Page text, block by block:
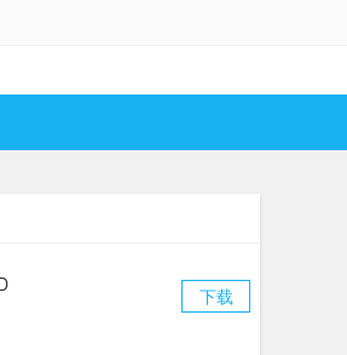
下载